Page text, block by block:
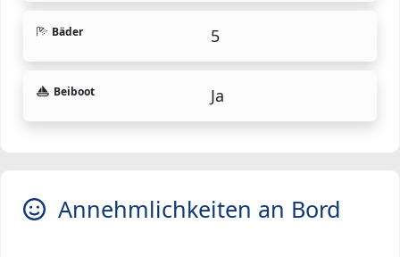
Bäder 5
Beiboot Ja
Annehmlichkeiten an Bord